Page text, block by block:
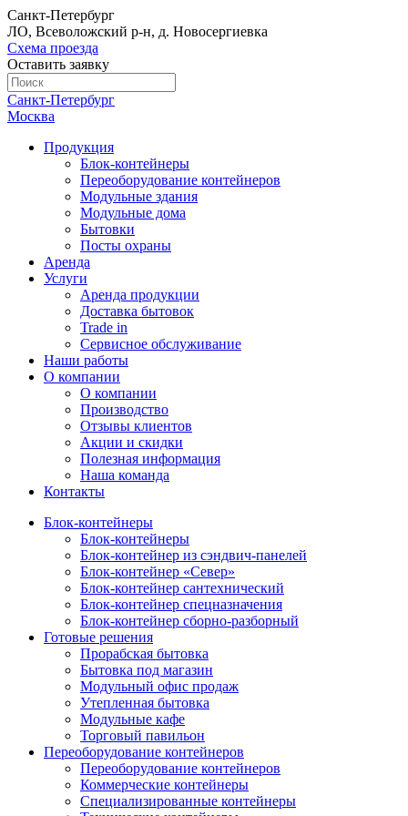
Санкт-Петербург
ЛО, Всеволожский р-н, д. Новосергиевка
Схема проезда
Оставить заявку
Санкт-Петербург
Москва
Продукция
Блок-контейнеры
Переоборудование контейнеров
Модульные здания
Модульные дома
Бытовки
Посты охраны
Аренда
Услуги
Аренда продукции
Доставка бытовок
Trade in
Сервисное обслуживание
Наши работы
О компании
О компании
Производство
Отзывы клиентов
Акции и скидки
Полезная информация
Наша команда
Контакты
Блок-контейнеры
Блок-контейнеры
Блок-контейнер из сэндвич-панелей
Блок-контейнер «Север»
Блок-контейнер сантехнический
Блок-контейнер спецназначения
Блок-контейнер сборно-разборный
Готовые решения
Прорабская бытовка
Бытовка под магазин
Модульный офис продаж
Утепленная бытовка
Модульные кафе
Торговый павильон
Переоборудование контейнеров
Переоборудование контейнеров
Коммерческие контейнеры
Специализированные контейнеры